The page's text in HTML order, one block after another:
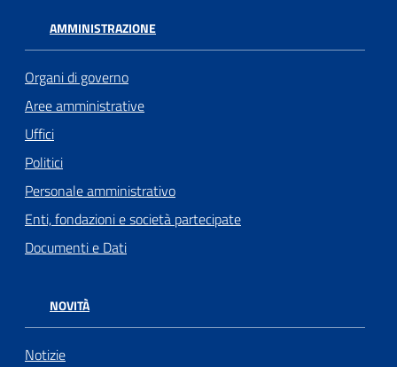
AMMINISTRAZIONE
Organi di governo
Aree amministrative
Uffici
Politici
Personale amministrativo
Enti, fondazioni e società partecipate
Documenti e Dati
NOVITÀ
Notizie